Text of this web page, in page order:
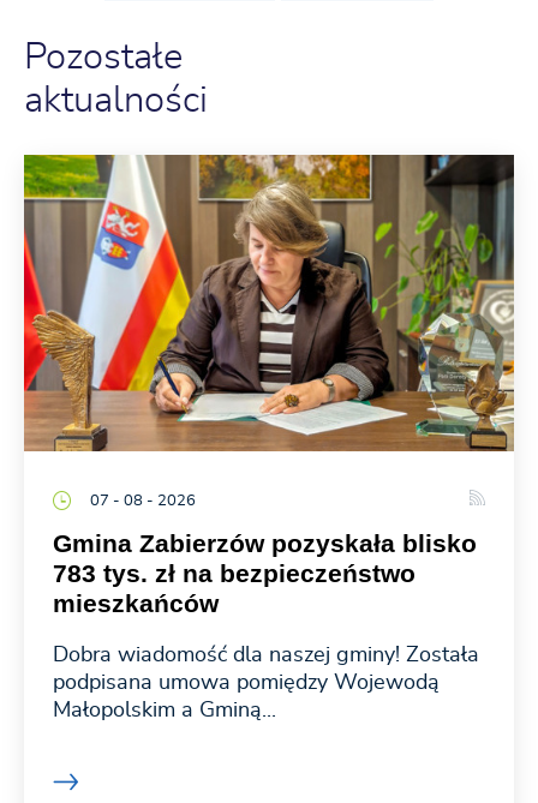
Pozostałe
aktualności
07 - 08 - 2026
Gmina Zabierzów pozyskała blisko
783 tys. zł na bezpieczeństwo
mieszkańców
Dobra wiadomość dla naszej gminy! Została
podpisana umowa pomiędzy Wojewodą
Małopolskim a Gminą...